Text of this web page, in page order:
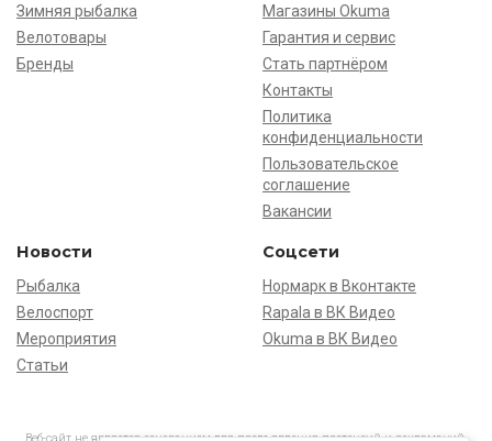
Зимняя рыбалка
Велотовары
Бренды
Магазины Okuma
Гарантия и сервис
Стать партнёром
Контакты
Политика
конфиденциальности
Пользовательское
соглашение
Вакансии
Новости
Рыбалка
Велоспорт
Мероприятия
Статьи
Соцсети
Нормарк в Вконтакте
Rapala в ВК Видео
Okuma в ВК Видео